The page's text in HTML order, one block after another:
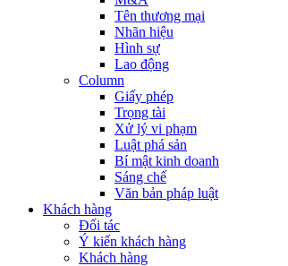
Tên thương mại
Nhãn hiệu
Hình sự
Lao động
Column
Giấy phép
Trọng tài
Xử lý vi phạm
Luật phá sản
Bí mật kinh doanh
Sáng chế
Văn bản pháp luật
Khách hàng
Đối tác
Ý kiến khách hàng
Khách hàng